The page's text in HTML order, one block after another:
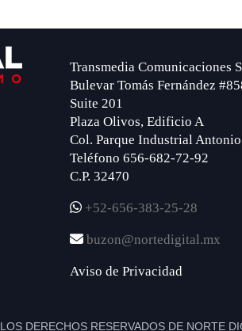
Transmedia Comunicaciones
Bulevar Tomás Fernández
Suite 201
Plaza Olivos, Edificio A
Col. Parque Industrial
Teléfono 656-682-72-92
C.P. 32470
+52-656-383-25-28
buzon@nortedigital.mx
Aviso de Privacidad
DERECHOS RESERVADOS DE NORTE